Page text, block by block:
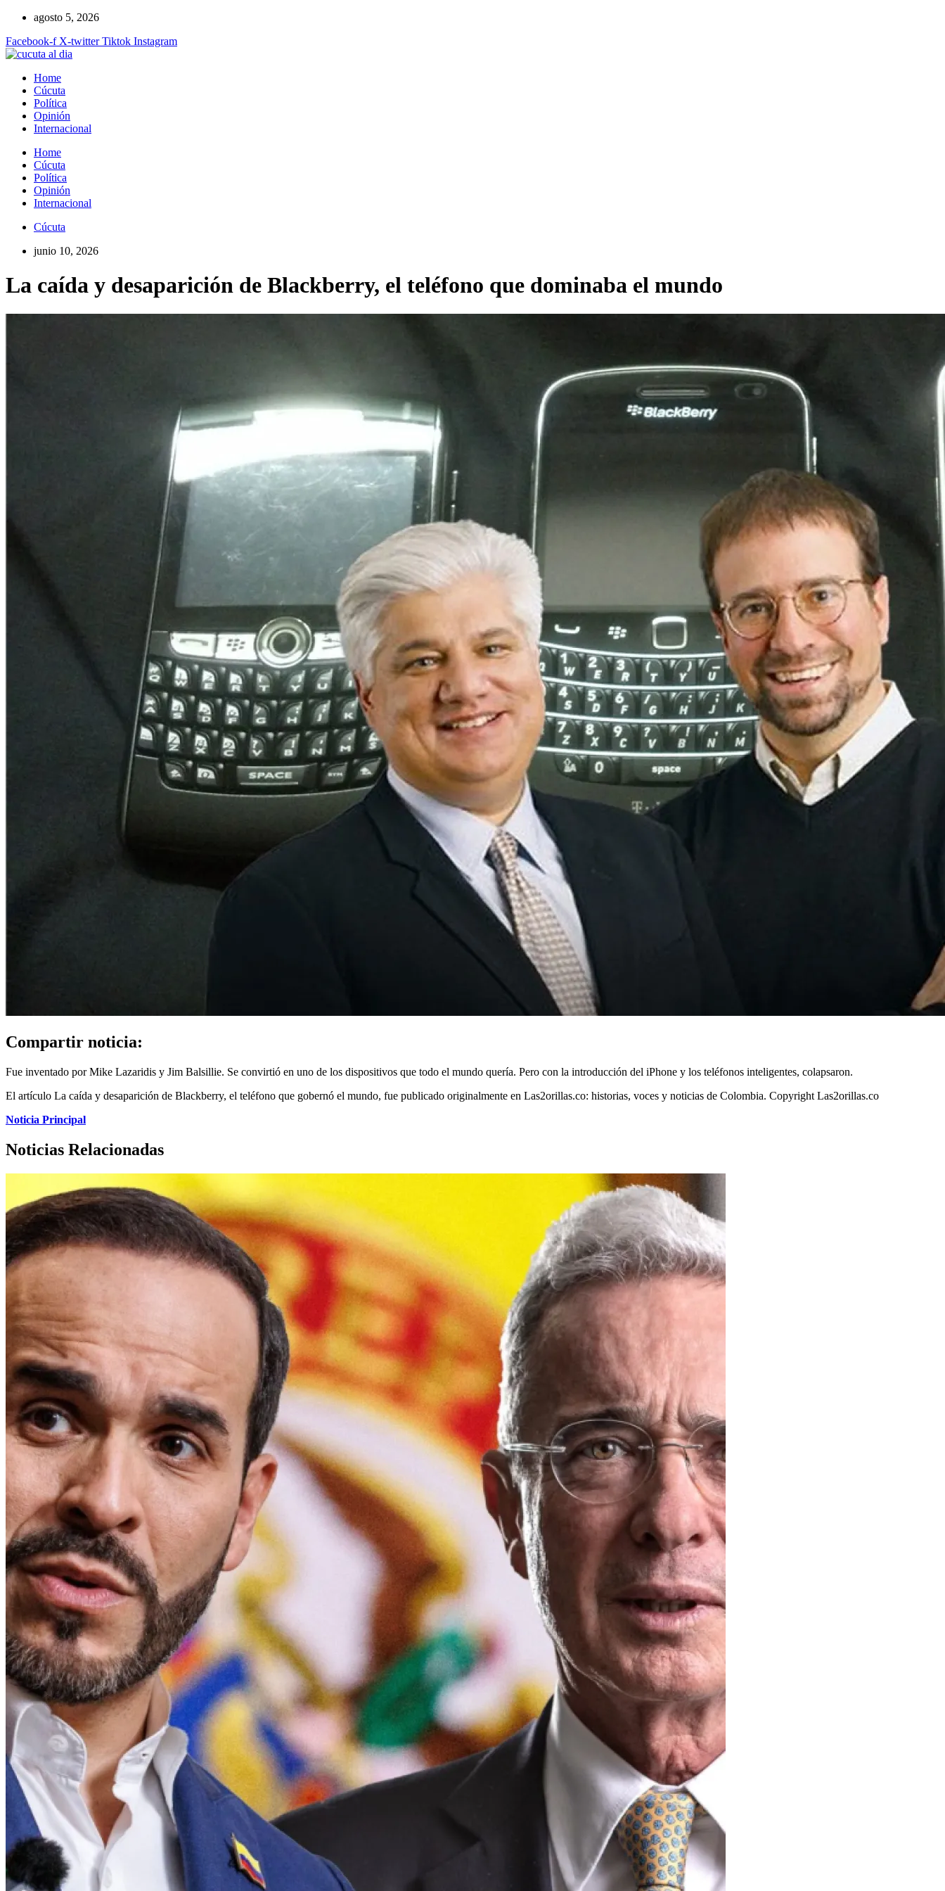
contenido
agosto 5, 2026
Facebook-f X-twitter Tiktok Instagram
Home
Cúcuta
Política
Opinión
Internacional
Home
Cúcuta
Política
Opinión
Internacional
Cúcuta
junio 10, 2026
La caída y desaparición de Blackberry, el teléfono que dominaba el mundo
Compartir noticia:
Fue inventado por Mike Lazaridis y Jim Balsillie. Se convirtió en uno de los dispositivos que todo el mundo quería. Pero con la introducción del iPhone y los teléfonos inteligentes, colapsaron.
El artículo La caída y desaparición de Blackberry, el teléfono que gobernó el mundo, fue publicado originalmente en Las2orillas.co: historias, voces y noticias de Colombia. Copyright Las2orillas.co
Noticia Principal
Noticias Relacionadas